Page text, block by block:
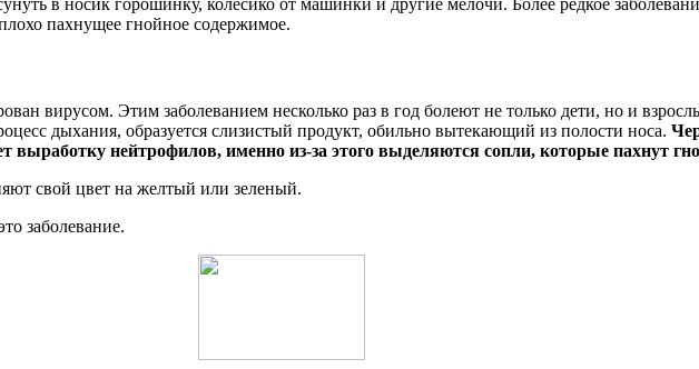
в носик горошинку, колесико от машинки и другие мелочи. Более редкое
пахнущее гнойное содержимое.
вирусом. Этим заболеванием несколько раз в год болеют не только дети, но и
дыхания, образуется слизистый продукт, обильно вытекающий из полости носа.
выработку нейтрофилов, именно из-за этого выделяются сопли, которые пахнут
свой цвет на желтый или зеленый.
заболевание.